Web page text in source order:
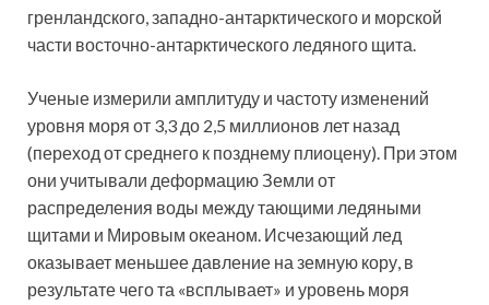
гренландского, западно-антарктического и морской
части восточно-антарктического ледяного щита.
Ученые измерили амплитуду и частоту изменений
уровня моря от 3,3 до 2,5 миллионов лет назад
(переход от среднего к позднему плиоцену). При этом
они учитывали деформацию Земли от
распределения воды между тающими ледяными
щитами и Мировым океаном. Исчезающий лед
оказывает меньшее давление на земную кору, в
результате чего та «всплывает» и уровень моря